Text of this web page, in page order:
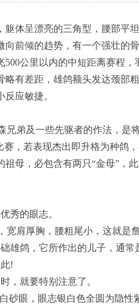
体呈漂亮的三角型，腰部平
向前倾的趋势，有一个强壮的
公里以内的中短距离赛程
有差距，雄鸽额头发达颈部
应敏捷。
弟及一些先驱者的作法，是
，若表现杰出即升格为种鸽
母，必包含有两只“金母”，
秀的眼志。
肩厚胸，腰粗尾小，这就是詹
鸽，它所作出的儿子，通常
!
就要特别注意了。
眼，眼志银白色全圆为隐性